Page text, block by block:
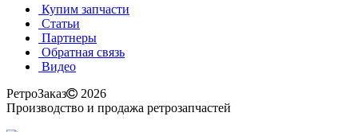
Купим запчасти
Статьи
Партнеры
Обратная связь
Видео
РетроЗаказ
2026
Производство и продажа ретрозапчастей